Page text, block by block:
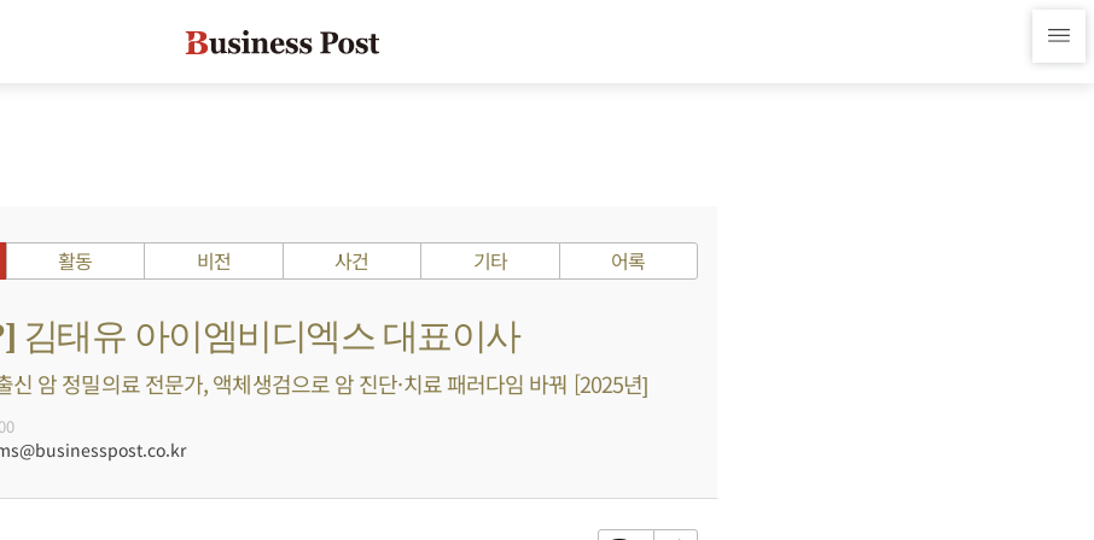
활동 비전 사건 기타 어록
김태유 아이엠비디엑스 대표이사
신 암 정밀의료 전문가, 액체생검으로 암 진단·치료 패러다임 바꿔 [2025년]